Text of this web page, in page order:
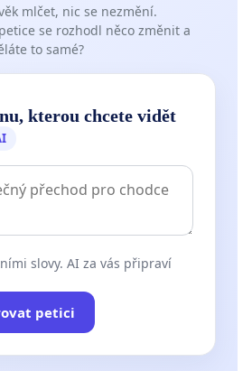
mlčet, nic se nezmění.
se rozhodl něco změnit a
to samé?
kterou chcete vidět
slovy. AI za vás připraví
petici